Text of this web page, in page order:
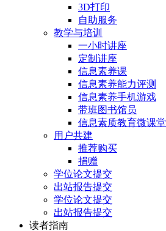
3D打印
自助服务
教学与培训
一小时讲座
定制讲座
信息素养课
信息素养能力评测
信息素养手机游戏
带班图书馆员
信息素质教育微课堂
用户共建
推荐购买
捐赠
学位论文提交
出站报告提交
学位论文提交
出站报告提交
读者指南